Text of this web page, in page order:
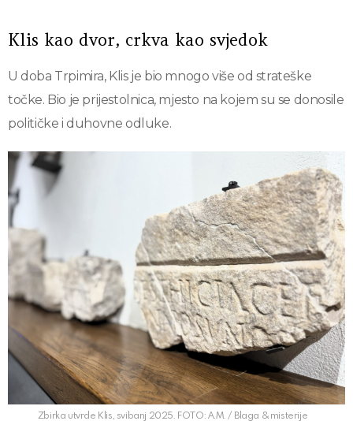
Klis kao dvor, crkva kao svjedok
U doba Trpimira, Klis je bio mnogo više od strateške
točke. Bio je prijestolnica, mjesto na kojem su se donosile
političke i duhovne odluke.
Zbirka utvrde Klis, svibanj 2025. FOTO: A.M. / Blaga & misterije